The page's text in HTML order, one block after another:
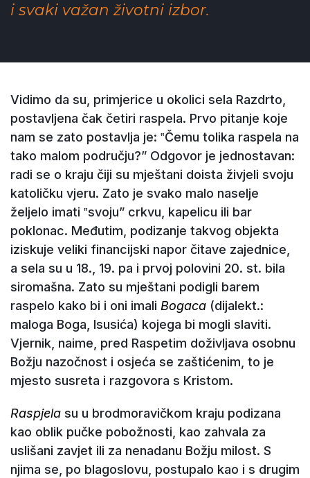
i svaki važan životni izbor.
Vidimo da su, primjerice u okolici sela Razdrto,
postavljena čak četiri raspela. Prvo pitanje koje
nam se zato postavlja je: ‟Čemu tolika raspela na
tako malom području?ˮ Odgovor je jednostavan:
radi se o kraju čiji su mještani doista živjeli svoju
katoličku vjeru. Zato je svako malo naselje
željelo imati ‟svojuˮ crkvu, kapelicu ili bar
poklonac. Međutim, podizanje takvog objekta
iziskuje veliki financijski napor čitave zajednice,
a sela su u 18., 19. pa i prvoj polovini 20. st. bila
siromašna. Zato su mještani podigli barem
raspelo kako bi i oni imali Bogaca (dijalekt.:
maloga Boga, Isusića) kojega bi mogli slaviti.
Vjernik, naime, pred Raspetim doživljava osobnu
Božju nazočnost i osjeća se zaštićenim, to je
mjesto susreta i razgovora s Kristom.
Raspjela su u brodmoravičkom kraju podizana
kao oblik pučke pobožnosti, kao zahvala za
uslišani zavjet ili za nenadanu Božju milost. S
njima se, po blagoslovu, postupalo kao i s drugim